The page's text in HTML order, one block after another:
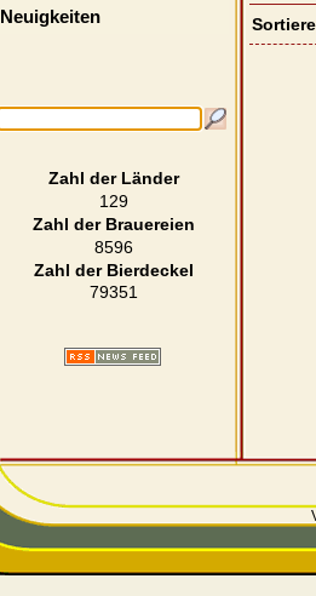
Neuigkeiten
Zahl der Länder
129
Zahl der Brauereien
8596
Zahl der Bierdeckel
79351